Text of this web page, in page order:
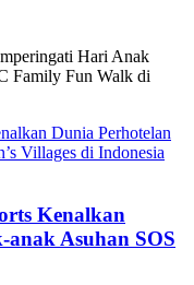
Hari Anak
Family Fun Walk di
Kenalkan
Asuhan SOS